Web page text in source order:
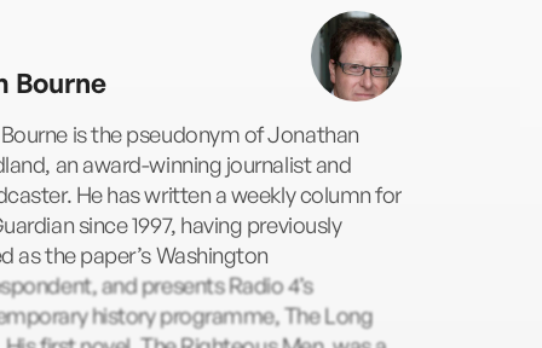
Bourne
is the pseudonym of Jonathan
an award-winning journalist and
He has written a weekly column for
since 1997, having previously
as the paper’s Washington
and presents Radio 4’s
history programme, The Long